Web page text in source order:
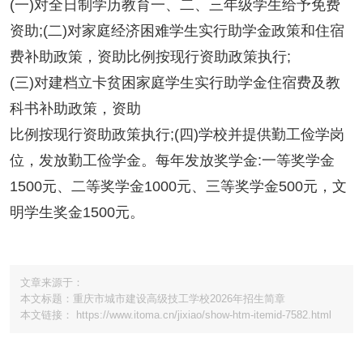
(一)对全日制学历教育一、二、三年级学生给予免费
资助;(二)对家庭经济困难学生实行助学金政策和住宿
费补助政策，资助比例按现行资助政策执行;
(三)对建档立卡贫困家庭学生实行助学金住宿费及教
科书补助政策，资助
比例按现行资助政策执行;(四)学校并提供勤工俭学岗
位，发放勤工俭学金。每年发放奖学金:一等奖学金
1500元、二等奖学金1000元、三等奖学金500元，文
明学生奖金1500元。
文章来源于：
本文标题：重庆市城市建设高级技工学校2026年招生简章
本文链接： https://www.itoma.cn/jixiao/show-htm-itemid-7582.html